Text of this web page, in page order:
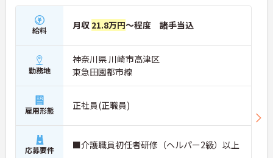
給料 月収 21.8万円～程度 諸手当込
勤務地
神奈川県 川崎市高津区
東急田園都市線
雇用形態 正社員(正職員)
応募要件 ■介護職員初任者研修（ヘルパー2級）以上